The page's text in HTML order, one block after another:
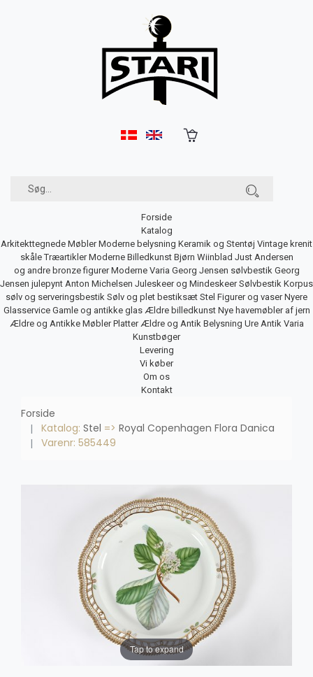
Forside
Katalog
Arkitekttegnede Møbler Moderne belysning Keramik og Stentøj Vintage krenit
skåle Træartikler Moderne Billedkunst Bjørn Wiinblad Just Andersen
og andre bronze figurer Moderne Varia Georg Jensen sølvbestik Georg
Jensen julepynt Anton Michelsen Juleskeer og Mindeskeer Sølvbestik Korpus
sølv og serveringsbestik Sølv og plet bestiksæt Stel Figurer og vaser Nyere
Glasservice Gamle og antikke glas Ældre billedkunst Nye havemøbler af jern
Ældre og Antikke Møbler Platter Ældre og Antik Belysning Ure Antik Varia
Kunstbøger
Levering
Vi køber
Om os
Kontakt
Forside
Katalog: Stel => Royal Copenhagen Flora Danica
Varenr: 585449
Tap to expand